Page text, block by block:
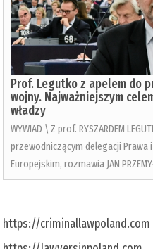
Prof. Legutko z apelem do
wojny. Najważniejszym
władzy
WYWIAD \ Z prof. RYSZARDEM
przewodniczącym delegacji Prawa
Europejskim, rozmawia JAN
https://criminallawpoland.com